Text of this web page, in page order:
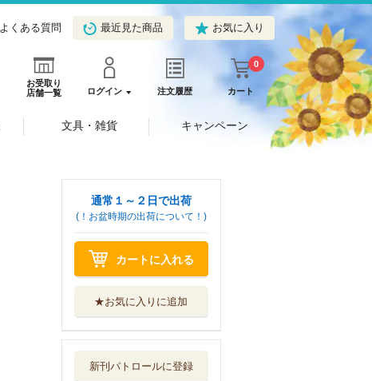
よくある質問 最近見た商品 お気に入り
お受取り
店舗一覧
ログイン 注文履歴 カート
0
文具・雑貨 キャンペーン
通常１～２日で出荷
(！お盆時期の出荷について！)
カートに入れる
★お気に入りに追加
新刊パトロールに登録
ブルービートダウ
ン 負け残り厄...
マルチジャンル・